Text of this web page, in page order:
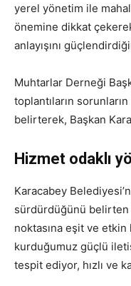
yerel yönetim ile
önemine dikkat
anlayışını
Muhtarlar Derneği
toplantıların sorunların
belirterek, Başkan
Hizmet odaklı
Karacabey
sürdürdüğünü belirten
noktasına eşit ve etkin
kurduğumuz güçlü
tespit ediyor, hızlı ve